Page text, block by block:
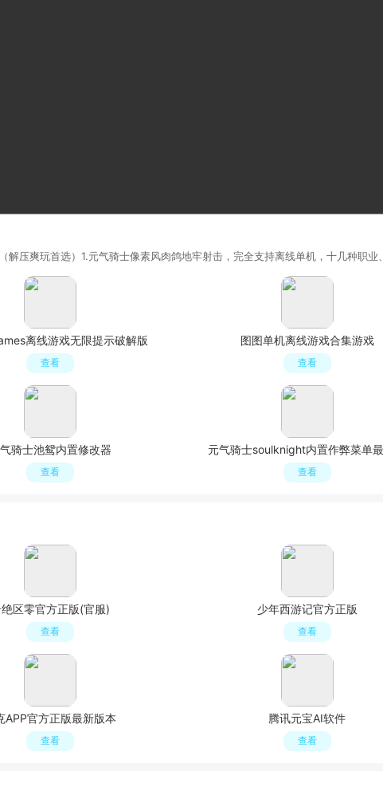
压爽玩首选）1.元气骑士像素风肉鸽地牢射击，完全支持离线单机，十几种职
离线游戏无限提示破解版
查看
图图单机离线游戏合集游戏
查看
骑士池鸳内置修改器
查看
元气骑士soulknight内置作弊菜单
查看
区零官方正版(官服)
查看
少年西游记官方正版
查看
APP官方正版最新版本
查看
腾讯元宝AI软件
查看